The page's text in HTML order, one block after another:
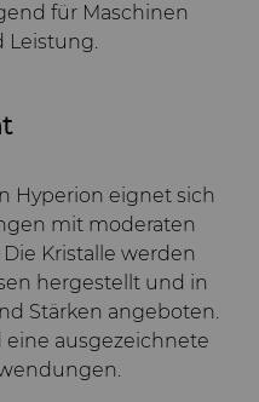
für Maschinen
Leistung.
Hyperion eignet sich
mit moderaten
Kristalle werden
hergestellt und in
Stärken angeboten.
eine ausgezeichnete